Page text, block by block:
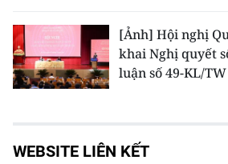
[Ảnh] Hội nghị
khai Nghị quyết
luận số 49-KL/
WEBSITE LIÊN KẾT